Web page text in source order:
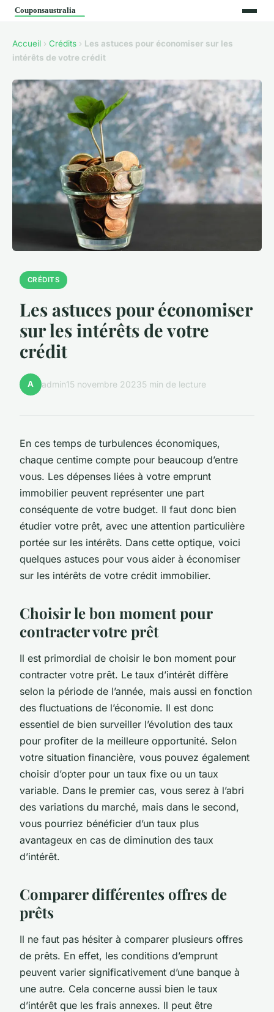
Accueil › Crédits › Les astuces pour économiser sur les
intérêts de votre crédit
CRÉDITS
Les astuces pour économiser
sur les intérêts de votre
crédit
A admin15 novembre 20235 min de lecture
En ces temps de turbulences économiques,
chaque centime compte pour beaucoup d’entre
vous. Les dépenses liées à votre emprunt
immobilier peuvent représenter une part
conséquente de votre budget. Il faut donc bien
étudier votre prêt, avec une attention particulière
portée sur les intérêts. Dans cette optique, voici
quelques astuces pour vous aider à économiser
sur les intérêts de votre crédit immobilier.
Choisir le bon moment pour
contracter votre prêt
Il est primordial de choisir le bon moment pour
contracter votre prêt. Le taux d’intérêt diffère
selon la période de l’année, mais aussi en fonction
des fluctuations de l’économie. Il est donc
essentiel de bien surveiller l’évolution des taux
pour profiter de la meilleure opportunité. Selon
votre situation financière, vous pouvez également
choisir d’opter pour un taux fixe ou un taux
variable. Dans le premier cas, vous serez à l’abri
des variations du marché, mais dans le second,
vous pourriez bénéficier d’un taux plus
avantageux en cas de diminution des taux
d’intérêt.
Comparer différentes offres de
prêts
Il ne faut pas hésiter à comparer plusieurs offres
de prêts. En effet, les conditions d’emprunt
peuvent varier significativement d’une banque à
une autre. Cela concerne aussi bien le taux
d’intérêt que les frais annexes. Il peut être